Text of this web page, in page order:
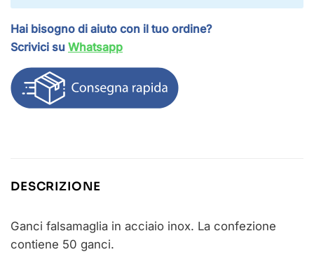
Hai bisogno di aiuto con il tuo ordine?
Scrivici su Whatsapp
DESCRIZIONE
Ganci falsamaglia in acciaio inox. La confezione
contiene 50 ganci.